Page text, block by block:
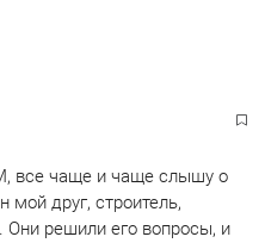
все чаще и чаще слышу о
друг, строитель,
решили его вопросы, и